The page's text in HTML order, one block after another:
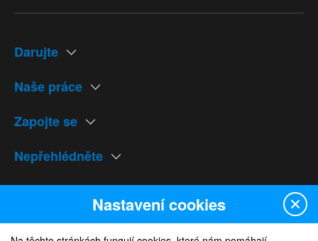
Darujte
Naše práce
Zapojte se
Nepřehlédněte
Naše weby
Nastavení cookies